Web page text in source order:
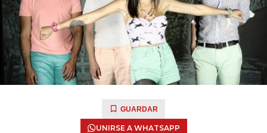
GUARDAR
UNIRSE A WHATSAPP